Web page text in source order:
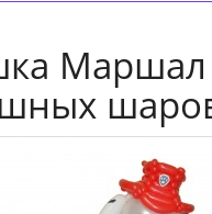
Маршал